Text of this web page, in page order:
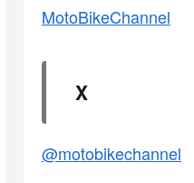
MotoBikeChannel
X
@motobikechannel